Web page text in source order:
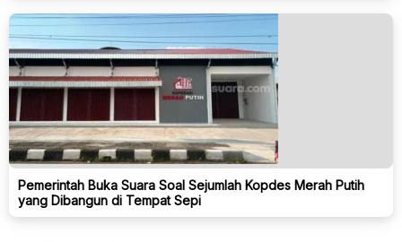
Pemerintah Buka Suara Soal Sejumlah Kopdes Merah Putih
yang Dibangun di Tempat Sepi